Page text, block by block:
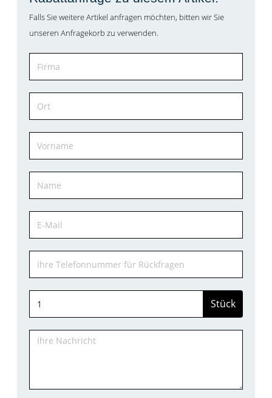
Falls Sie weitere Artikel anfragen möchten, bitten wir Sie
unseren Anfragekorb zu verwenden.
Stück